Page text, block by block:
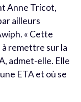
Anne Tricot,
ailleurs
« Cette
remettre sur la
admet-elle. Elle
ETA et où se